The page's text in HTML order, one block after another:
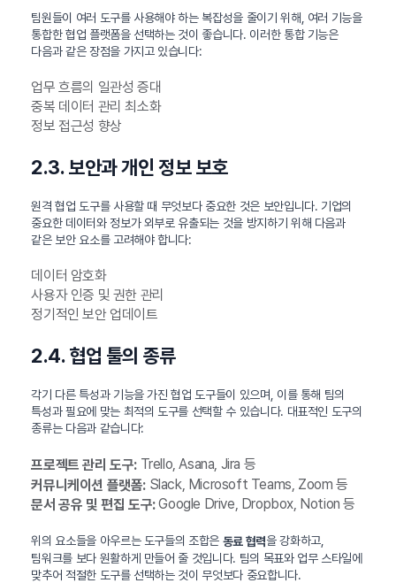
팀원들이 여러 도구를 사용해야 하는 복잡성을 줄이기 위해, 여러 기능을
통합한 협업 플랫폼을 선택하는 것이 좋습니다. 이러한 통합 기능은
다음과 같은 장점을 가지고 있습니다:
업무 흐름의 일관성 증대
중복 데이터 관리 최소화
정보 접근성 향상
2.3. 보안과 개인 정보 보호
원격 협업 도구를 사용할 때 무엇보다 중요한 것은 보안입니다. 기업의
중요한 데이터와 정보가 외부로 유출되는 것을 방지하기 위해 다음과
같은 보안 요소를 고려해야 합니다:
데이터 암호화
사용자 인증 및 권한 관리
정기적인 보안 업데이트
2.4. 협업 툴의 종류
각기 다른 특성과 기능을 가진 협업 도구들이 있으며, 이를 통해 팀의
특성과 필요에 맞는 최적의 도구를 선택할 수 있습니다. 대표적인 도구의
종류는 다음과 같습니다:
프로젝트 관리 도구:Trello, Asana, Jira 등
커뮤니케이션 플랫폼:Slack, Microsoft Teams, Zoom 등
문서 공유 및 편집 도구:Google Drive, Dropbox, Notion 등
위의 요소들을 아우르는 도구들의 조합은 동료 협력을 강화하고,
팀워크를 보다 원활하게 만들어 줄 것입니다. 팀의 목표와 업무 스타일에
맞추어 적절한 도구를 선택하는 것이 무엇보다 중요합니다.